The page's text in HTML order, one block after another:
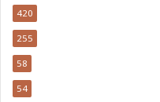
420
255
58
54